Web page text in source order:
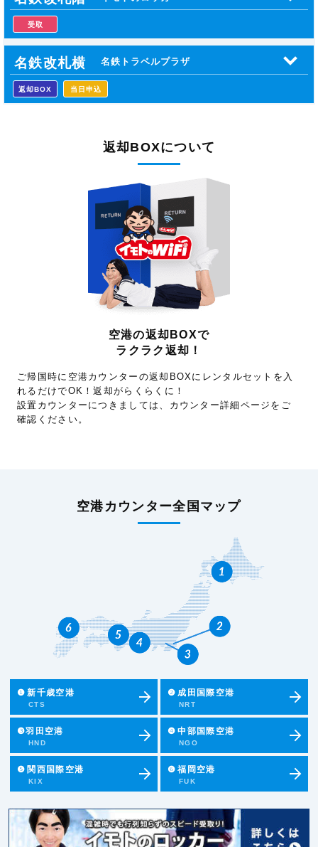
受取
名鉄改札横 名鉄トラベルプラザ
返却BOX 当日申込
返却BOXについて
空港の返却BOXで
ラクラク返却！
ご帰国時に空港カウンターの返却BOXにレンタルセットを入
れるだけでOK！返却がらくらくに！
設置カウンターにつきましては、カウンター詳細ページをご
確認ください。
空港カウンター全国マップ
❶ 新千歳空港
CTS
❷ 成田国際空港
NRT
❸羽田空港
HND
❹ 中部国際空港
NGO
❺ 関西国際空港
KIX
❻ 福岡空港
FUK